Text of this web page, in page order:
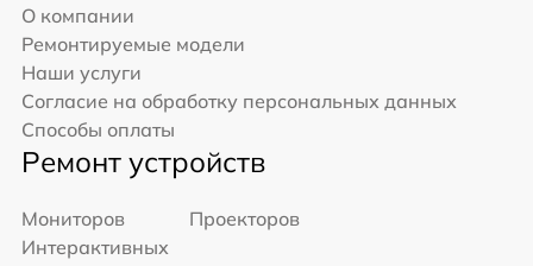
О компании
Ремонтируемые модели
Наши услуги
Согласие на обработку персональных данных
Способы оплаты
Ремонт устройств
Мониторов
Проекторов
Интерактивных